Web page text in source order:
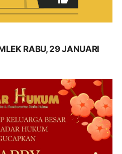
RABU, 29 JANUARI